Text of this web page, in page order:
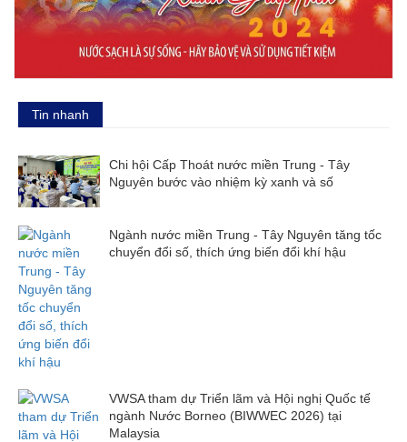
Tin nhanh
Chi hội Cấp Thoát nước miền Trung - Tây
Nguyên bước vào nhiệm kỳ xanh và số
Ngành nước miền Trung - Tây Nguyên tăng tốc
chuyển đổi số, thích ứng biến đổi khí hậu
VWSA tham dự Triển lãm và Hội nghị Quốc tế
ngành Nước Borneo (BIWWEC 2026) tại
Malaysia